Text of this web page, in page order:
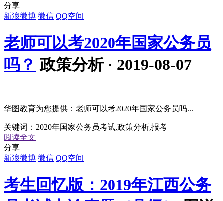
分享
新浪微博 微信 QQ空间
老师可以考2020年国家公务员
吗？ 政策分析 · 2019-08-07
华图教育为您提供：老师可以考2020年国家公务员吗...
关键词： 2020年国家公务员考试,政策分析,报考
阅读全文
分享
新浪微博 微信 QQ空间
考生回忆版：2019年江西公务